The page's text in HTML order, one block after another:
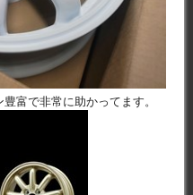
富で非常に助かってます。